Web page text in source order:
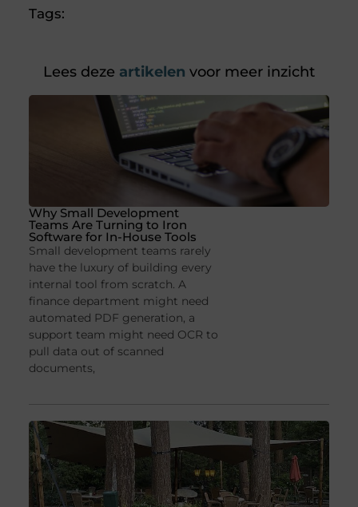
Tags:
Lees deze artikelen voor meer inzicht
Why Small Development
Teams Are Turning to Iron
Software for In-House Tools
Small development teams rarely
have the luxury of building every
internal tool from scratch. A
finance department might need
automated PDF generation, a
support team might need OCR to
pull data out of scanned
documents,